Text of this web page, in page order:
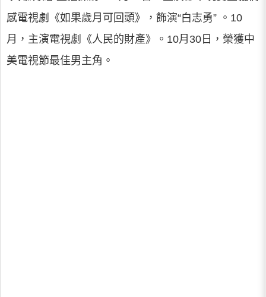
感電視劇《如果歲月可回頭》，飾演“白志勇” 。10
月，主演電視劇《人民的財產》。10月30日，榮獲中
美電視節最佳男主角。